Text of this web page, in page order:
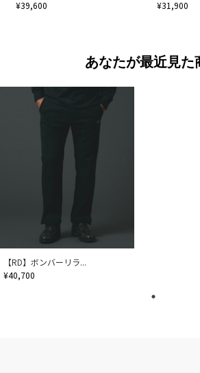
¥39,600
¥31,900
あなたが最近見た
【RD】ボンバーリラ...
¥40,700